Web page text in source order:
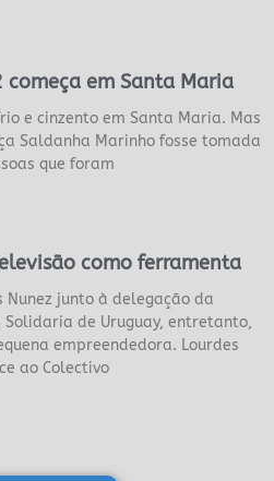
começa em Santa Maria
e cinzento em Santa Maria. Mas
Saldanha Marinho fosse tomada
que foram
como ferramenta
Nunez junto à delegação da
Solidaria de Uruguay, entretanto,
empreendedora. Lourdes
ao Colectivo